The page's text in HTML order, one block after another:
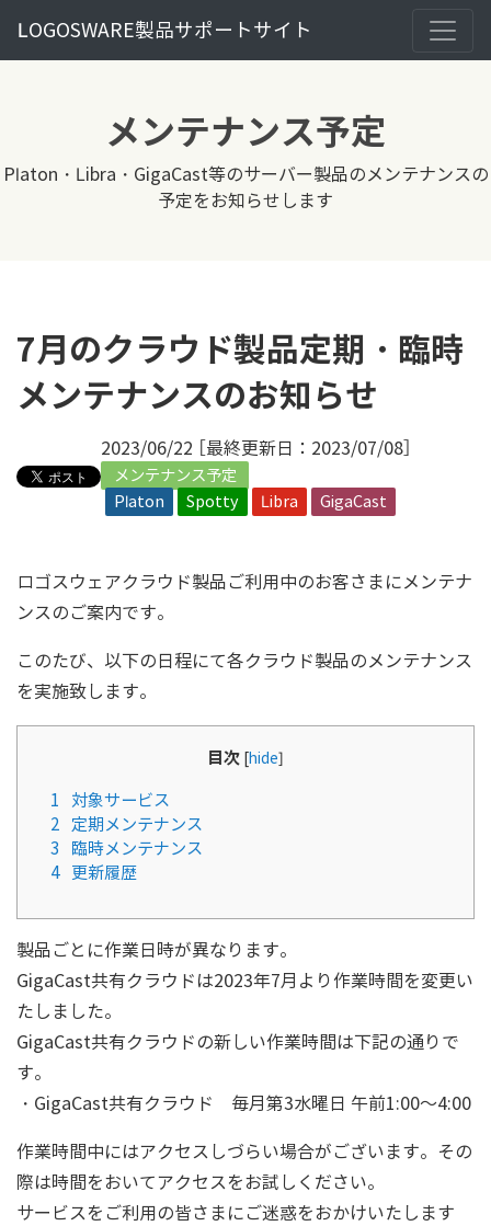
LOGOSWARE製品サポートサイト
メンテナンス予定
Platon・Libra・GigaCast等のサーバー製品のメンテナンスの
予定をお知らせします
7月のクラウド製品定期・臨時
メンテナンスのお知らせ
2023/06/22 ［最終更新日：2023/07/08］
メンテナンス予定
Platon
Spotty Libra GigaCast
ロゴスウェアクラウド製品ご利用中のお客さまにメンテナ
ンスのご案内です。
このたび、以下の日程にて各クラウド製品のメンテナンス
を実施致します。
目次 [hide]
1
対象サービス
2
定期メンテナンス
3
臨時メンテナンス
4
更新履歴
製品ごとに作業日時が異なります。
GigaCast共有クラウドは2023年7月より作業時間を変更い
たしました。
GigaCast共有クラウドの新しい作業時間は下記の通りで
す。
・GigaCast共有クラウド 毎月第3水曜日 午前1:00～4:00
作業時間中にはアクセスしづらい場合がございます。その
際は時間をおいてアクセスをお試しください。
サービスをご利用の皆さまにご迷惑をおかけいたします